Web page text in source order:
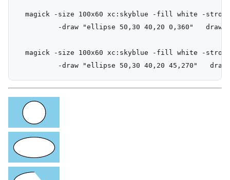
magick -size 100x60 xc:skyblue -fill white -
-draw "ellipse 50,30 40,20 0,360"
magick -size 100x60 xc:skyblue -fill white -